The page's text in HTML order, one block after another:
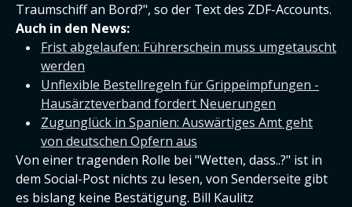
Traumschiff an Bord?", so der Text des ZDF-Accounts.
Auch in den News:
Frist abgelaufen: Führerschein muss umgetauscht
werden
Unflexible Bestellregeln für Grippeimpfungen -
Hausärzteverband fordert Neuerungen
Zugunglück in Spanien: Auswärtiges Amt geht
von deutschen Opfern aus
Von einer tragenden Rolle bei "Wetten, dass..?" ist in
dem Social-Post nichts zu lesen, von Senderseite gibt
es bislang keine Bestätigung. Bill Kaulitz